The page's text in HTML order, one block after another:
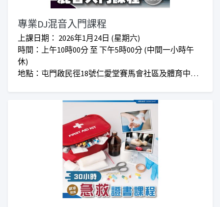
專業DJ混音入門課程
上課日期： 2026年1月24日 (星期六)
時間：上午10時00分 至 下午5時00分 (中間一小時午
休)
地點：屯門啟民徑18號仁愛堂賽馬會社區及體育中心2
**仁愛堂員工可享額外優惠